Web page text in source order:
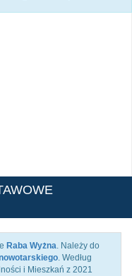
Raba Wyżna. Należy do
. Według
i Mieszkań z 2021